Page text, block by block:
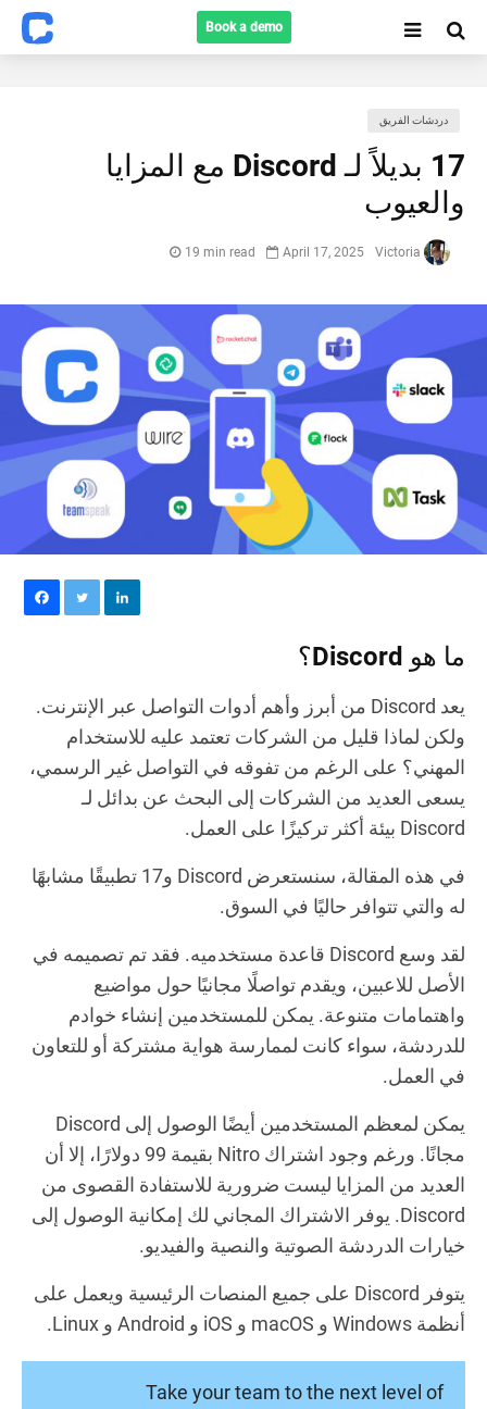
Book a demo
Search
دردشات الفريق
17 بديلاً لـ Discord مع المزايا
والعيوب
April 17, 2025
19 min read
ما هو Discord؟
يعد Discord من أبرز وأهم أدوات التواصل عبر الإنترنت.
ولكن لماذا قليل من الشركات تعتمد عليه للاستخدام
المهني؟ على الرغم من تفوقه في التواصل غير الرسمي،
يسعى العديد من الشركات إلى البحث عن بدائل لـ
Discord بيئة أكثر تركيزًا على العمل.
في هذه المقالة، سنستعرض Discord و17 تطبيقًا مشابهًا
له والتي تتوافر حاليًا في السوق.
لقد وسع Discord قاعدة مستخدميه. فقد تم تصميمه في
الأصل للاعبين، ويقدم تواصلًا مجانيًا حول مواضيع
واهتمامات متنوعة. يمكن للمستخدمين إنشاء خوادم
للدردشة، سواء كانت لممارسة هواية مشتركة أو للتعاون
في العمل.
يمكن لمعظم المستخدمين أيضًا الوصول إلى Discord
مجانًا. ورغم وجود اشتراك Nitro بقيمة 99 دولارًا، إلا أن
العديد من المزايا ليست ضرورية للاستفادة القصوى من
Discord. يوفر الاشتراك المجاني لك إمكانية الوصول إلى
خيارات الدردشة الصوتية والنصية والفيديو.
يتوفر Discord على جميع المنصات الرئيسية ويعمل على
أنظمة Windows و macOS و iOS و Android و Linux.
Take your team to the next level of